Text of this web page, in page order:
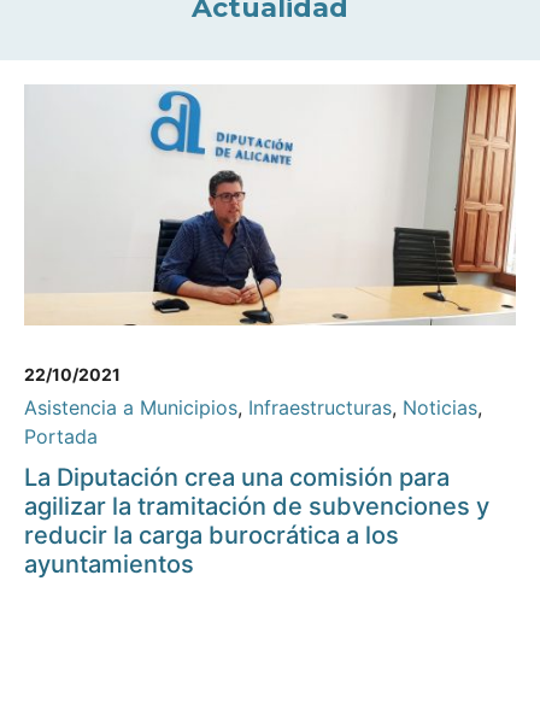
Actualidad
22/10/2021
Asistencia a Municipios, Infraestructuras, Noticias,
Portada
La Diputación crea una comisión para
agilizar la tramitación de subvenciones y
reducir la carga burocrática a los
ayuntamientos